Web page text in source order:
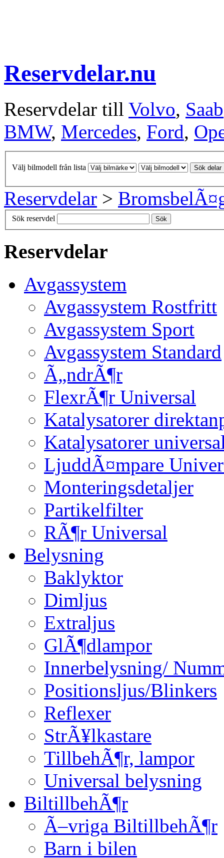
Reservdelar.nu
Reservdelar till Volvo, Saab
BMW, Mercedes, Ford,
Välj bilmodell från lista Sök delar
Reservdelar >
Sök reservdel Sök
Reservdelar
Avgassystem
Avgassystem Rostfritt
Avgassystem Sport
Avgassystem Standard
Ã„ndrÃ¶r
FlexrÃ¶r Universal
Katalysatorer
Katalysatorer
LjuddÃ¤mpare
Monteringsdetaljer
Partikelfilter
RÃ¶r Universal
Belysning
Baklyktor
Dimljus
Extraljus
GlÃ¶dlampor
Innerbelysning/
Positionsljus/Blinkers
Reflexer
StrÃ¥lkastare
TillbehÃ¶r, lampor
Universal belysning
BiltillbehÃ¶r
Ã–vriga BiltillbehÃ¶r
Barn i bilen